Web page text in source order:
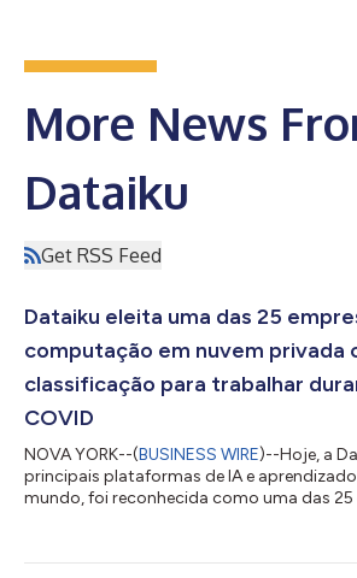
More News
Dataiku
Get RSS Feed
Dataiku eleita uma das 25
computação em nuvem privada
classificação para trabalhar
COVID
NOVA YORK--(BUSINESS WIRE)--Hoje, a
principais plataformas de IA e
mundo, foi reconhecida como uma das 25
divulgada pela Battery Ventures, uma